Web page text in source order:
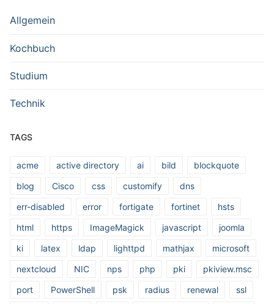
Allgemein
Kochbuch
Studium
Technik
TAGS
acme active directory ai bild
blockquote
blog
Cisco css customify
dns
err-disabled
error fortigate fortinet
hsts
html
https ImageMagick javascript
joomla
ki
latex ldap lighttpd mathjax
microsoft
nextcloud
NIC nps php pki
pkiview.msc
port
PowerShell psk radius renewal
ssl